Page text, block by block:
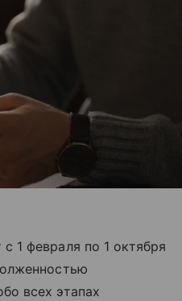
1 февраля по 1 октября
всех этапах